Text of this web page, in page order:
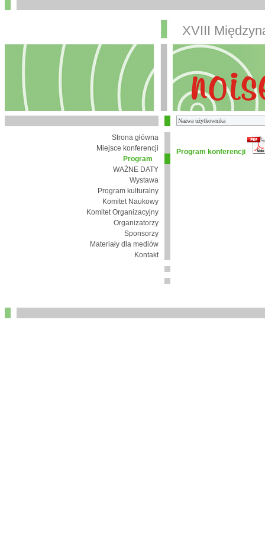
XVIII
Strona główna
Miejsce konferencji
Program
WAŻNE DATY
Wystawa
Program kulturalny
Komitet Naukowy
Komitet Organizacyjny
Organizatorzy
Sponsorzy
Materiały dla mediów
Kontakt
Program konferencji